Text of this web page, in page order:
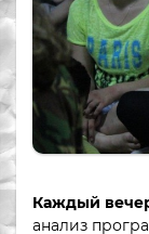
Каждый
анализ